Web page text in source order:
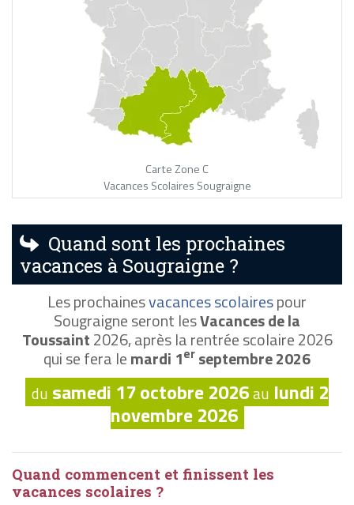
Carte Zone C
Vacances Scolaires Sougraigne
Quand sont les prochaines
vacances à Sougraigne ?
Les prochainesvacances scolairespour
Sougraigne seront lesVacances de la
Toussaint2026, après la rentrée scolaire 2026
qui se fera lemardi 1er septembre 2026
du samedi 17 octobre 2026au lundi 2
novembre 2026
Quand commencent et finissent les
vacances scolaires ?